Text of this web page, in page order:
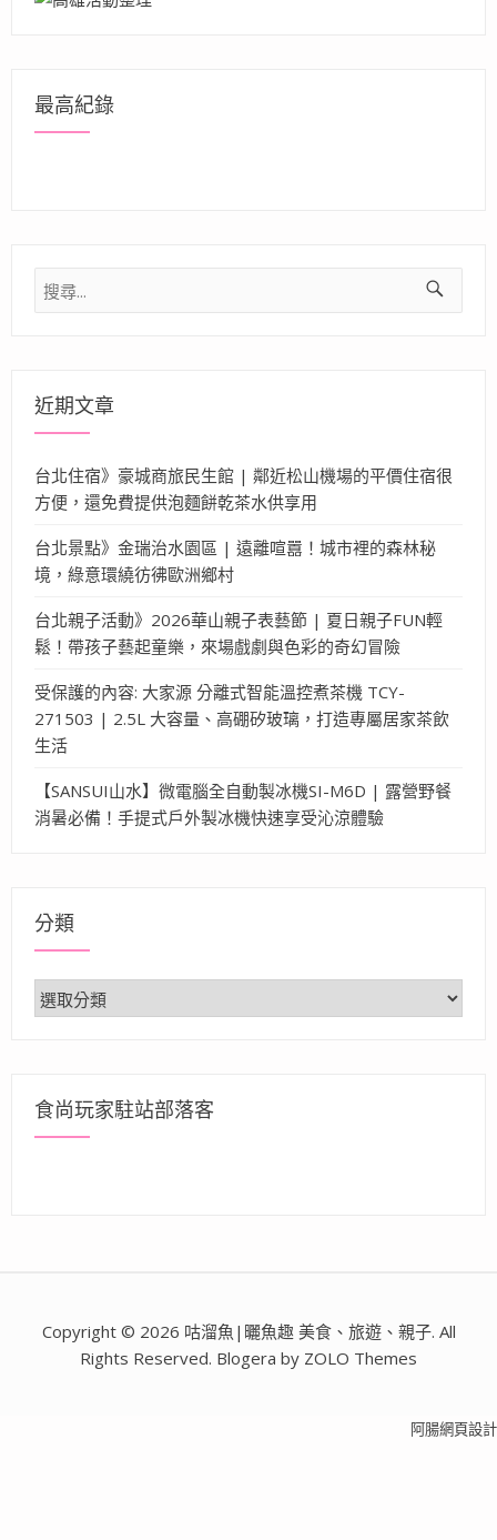
最高紀錄
搜
尋
近期文章
台北住宿》豪城商旅民生館 | 鄰近松山機場的平價住宿很
方便，還免費提供泡麵餅乾茶水供享用
台北景點》金瑞治水園區 | 遠離喧囂！城市裡的森林秘
境，綠意環繞彷彿歐洲鄉村
台北親子活動》2026華山親子表藝節 | 夏日親子FUN輕
鬆！帶孩子藝起童樂，來場戲劇與色彩的奇幻冒險
受保護的內容: 大家源 分離式智能溫控煮茶機 TCY-
271503 | 2.5L 大容量、高硼矽玻璃，打造專屬居家茶飲
生活
【SANSUI山水】微電腦全自動製冰機SI-M6D | 露營野餐
消暑必備！手提式戶外製冰機快速享受沁涼體驗
分類
分
類
食尚玩家駐站部落客
Copyright © 2026 咕溜魚|曬魚趣 美食、旅遊、親子. All
Rights Reserved. Blogera by ZOLO Themes
阿腸網頁設計